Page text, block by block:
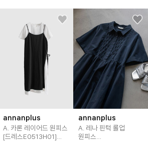
annanplus
A. 카론 레이어드 원피스
[드레스E0513H01]
annanplus
A. 레나 핀턱 롤업
원피스